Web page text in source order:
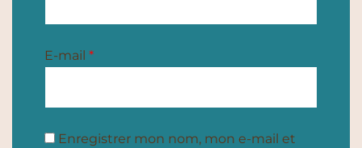
E-mail *
Enregistrer mon nom, mon e-mail et